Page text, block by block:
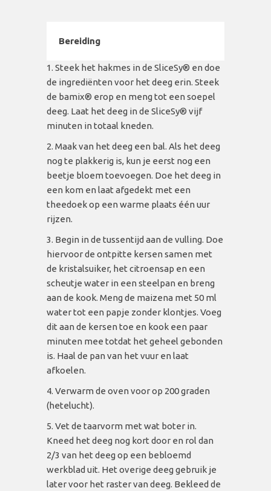
Bereiding
Steek het hakmes in de SliceSy® en doe
de ingrediënten voor het deeg erin. Steek
de bamix® erop en meng tot een soepel
deeg. Laat het deeg in de SliceSy® vijf
minuten in totaal kneden.
Maak van het deeg een bal. Als het deeg
nog te plakkerig is, kun je eerst nog een
beetje bloem toevoegen. Doe het deeg in
een kom en laat afgedekt met een
theedoek op een warme plaats één uur
rijzen.
Begin in de tussentijd aan de vulling. Doe
hiervoor de ontpitte kersen samen met
de kristalsuiker, het citroensap en een
scheutje water in een steelpan en breng
aan de kook. Meng de maizena met 50 ml
water tot een papje zonder klontjes. Voeg
dit aan de kersen toe en kook een paar
minuten mee totdat het geheel gebonden
is. Haal de pan van het vuur en laat
afkoelen.
Verwarm de oven voor op 200 graden
(hetelucht).
Vet de taarvorm met wat boter in.
Kneed het deeg nog kort door en rol dan
2/3 van het deeg op een bebloemd
werkblad uit. Het overige deeg gebruik je
later voor het raster van deeg. Bekleed de